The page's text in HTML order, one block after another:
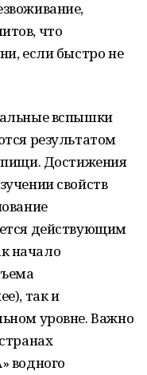
что
если быстро не
вспышки
результатом
пищи. Достижения
свойств
действующим
начало
так и
уровне. Важно
водного